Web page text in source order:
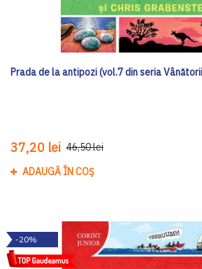
Prada de la antipozi (vol.7 din seria
37,20 lei 46,50 lei
ADAUGĂ ÎN COȘ
-20%